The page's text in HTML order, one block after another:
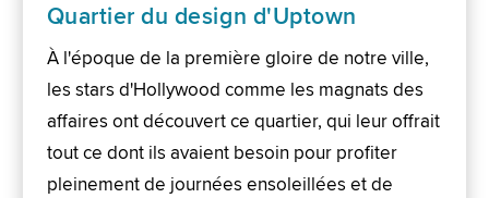
Quartier du design d'Uptown
À l'époque de la première gloire de notre ville,
les stars d'Hollywood comme les magnats des
affaires ont découvert ce quartier, qui leur offrait
tout ce dont ils avaient besoin pour profiter
pleinement de journées ensoleillées et de